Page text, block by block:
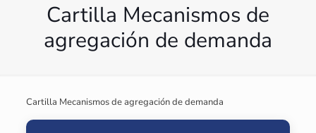
Cartilla Mecanismos de
agregación de demanda
Cartilla Mecanismos de agregación de demanda